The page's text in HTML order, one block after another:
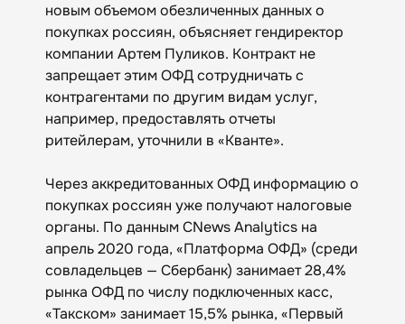
новым объемом обезличенных данных о
покупках россиян, объясняет гендиректор
компании Артем Пуликов. Контракт не
запрещает этим ОФД сотрудничать с
контрагентами по другим видам услуг,
например, предоставлять отчеты
ритейлерам, уточнили в «Кванте».
Через аккредитованных ОФД информацию о
покупках россиян уже получают налоговые
органы. По данным CNews Analytics на
апрель 2020 года, «Платформа ОФД» (среди
совладельцев — Сбербанк) занимает 28,4%
рынка ОФД по числу подключенных касс,
«Такском» занимает 15,5% рынка, «Первый